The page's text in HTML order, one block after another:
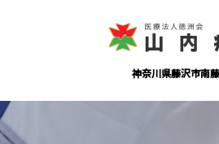
神奈川県藤沢市南